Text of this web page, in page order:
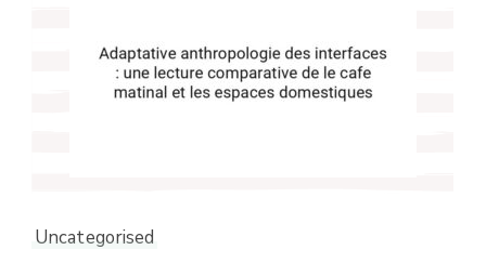
Uncategorised